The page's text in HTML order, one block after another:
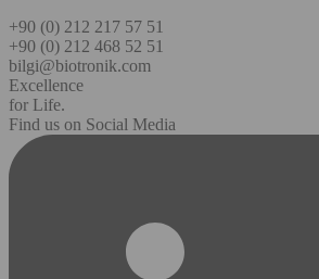
+90 (0) 212 217 57 51
+90 (0) 212 468 52 51
bilgi@biotronik.com
Excellence
for Life.
Find us on Social Media